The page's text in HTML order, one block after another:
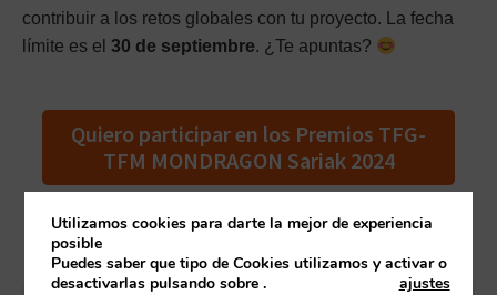
contribuir a los retos globales con tu proyecto. La fecha
límite es el 30 de septiembre. ¿Te apuntas?
Quiero participar en los Premios TFG-
TFM MONDRAGON Sariak 2024
Utilizamos cookies para darte la mejor de experiencia
posible
Puedes saber que tipo de Cookies utilizamos y activar o
desactivarlas pulsando sobre
ajustes
.